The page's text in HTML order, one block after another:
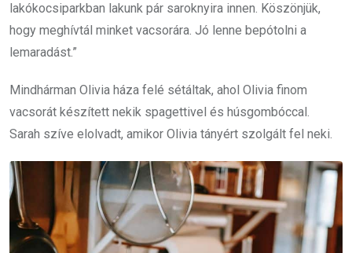
lakókocsiparkban lakunk pár saroknyira innen. Köszönjük,
hogy meghívtál minket vacsorára. Jó lenne bepótolni a
lemaradást.”
Mindhárman Olivia háza felé sétáltak, ahol Olivia finom
vacsorát készített nekik spagettivel és húsgombóccal.
Sarah szíve elolvadt, amikor Olivia tányért szolgált fel neki.